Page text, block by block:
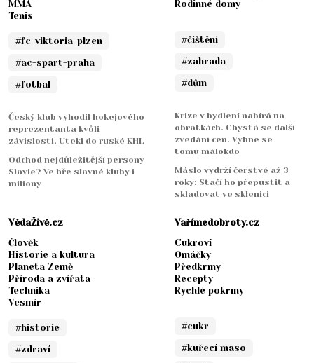
MMA
Tenis
#fc-viktoria-plzen
#ac-spart-praha
#fotbal
Český klub vyhodil hokejového
reprezentanta kvůli
závislosti. Utekl do ruské KHL
Odchod nejdůležitější persony
Slavie? Ve hře slavné kluby i
miliony
Rodinné domy
#čištění
#zahrada
#dům
Krize v bydlení nabírá na
obrátkách. Chystá se další
zvedání cen. Vyhne se
tomu málokdo
Máslo vydrží čerstvé až 3
roky: Stačí ho přepustit a
skladovat ve sklenici
VědaŽivě.cz
Člověk
Historie a kultura
Planeta Země
Příroda a zvířata
Technika
Vesmír
#historie
#zdraví
Vařímedobroty.cz
Cukroví
Omáčky
Předkrmy
Recepty
Rychlé pokrmy
#cukr
#kuřecí maso